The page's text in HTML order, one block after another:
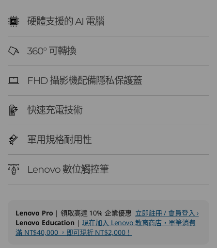
0
1
4
n
硬體支援的 AI 電腦
360° 可轉換
FHD 攝影機配備隱私保護蓋
快速充電技術
軍用規格耐用性
Lenovo 數位觸控筆
Lenovo Pro | 領取高達 10% 企業優惠 立即註冊 / 會員登入 ›
Lenovo Education |現在加入 Lenovo 教育商店，單筆消費
滿 NT$40,000 ，即可現折 NT$2,000！